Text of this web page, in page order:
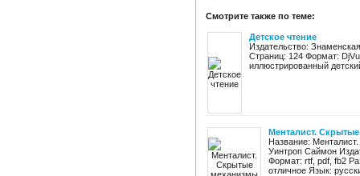
Смотрите также по теме:
Детское чтение
Издательство:
Страниц: 124 Формат:
иллюстрированный
Менталист.
Название:
Уинтроп Саймон
Формат: rtf, pdf, fb2
отличное Язык: